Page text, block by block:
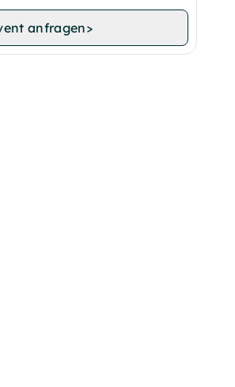
anfragen>